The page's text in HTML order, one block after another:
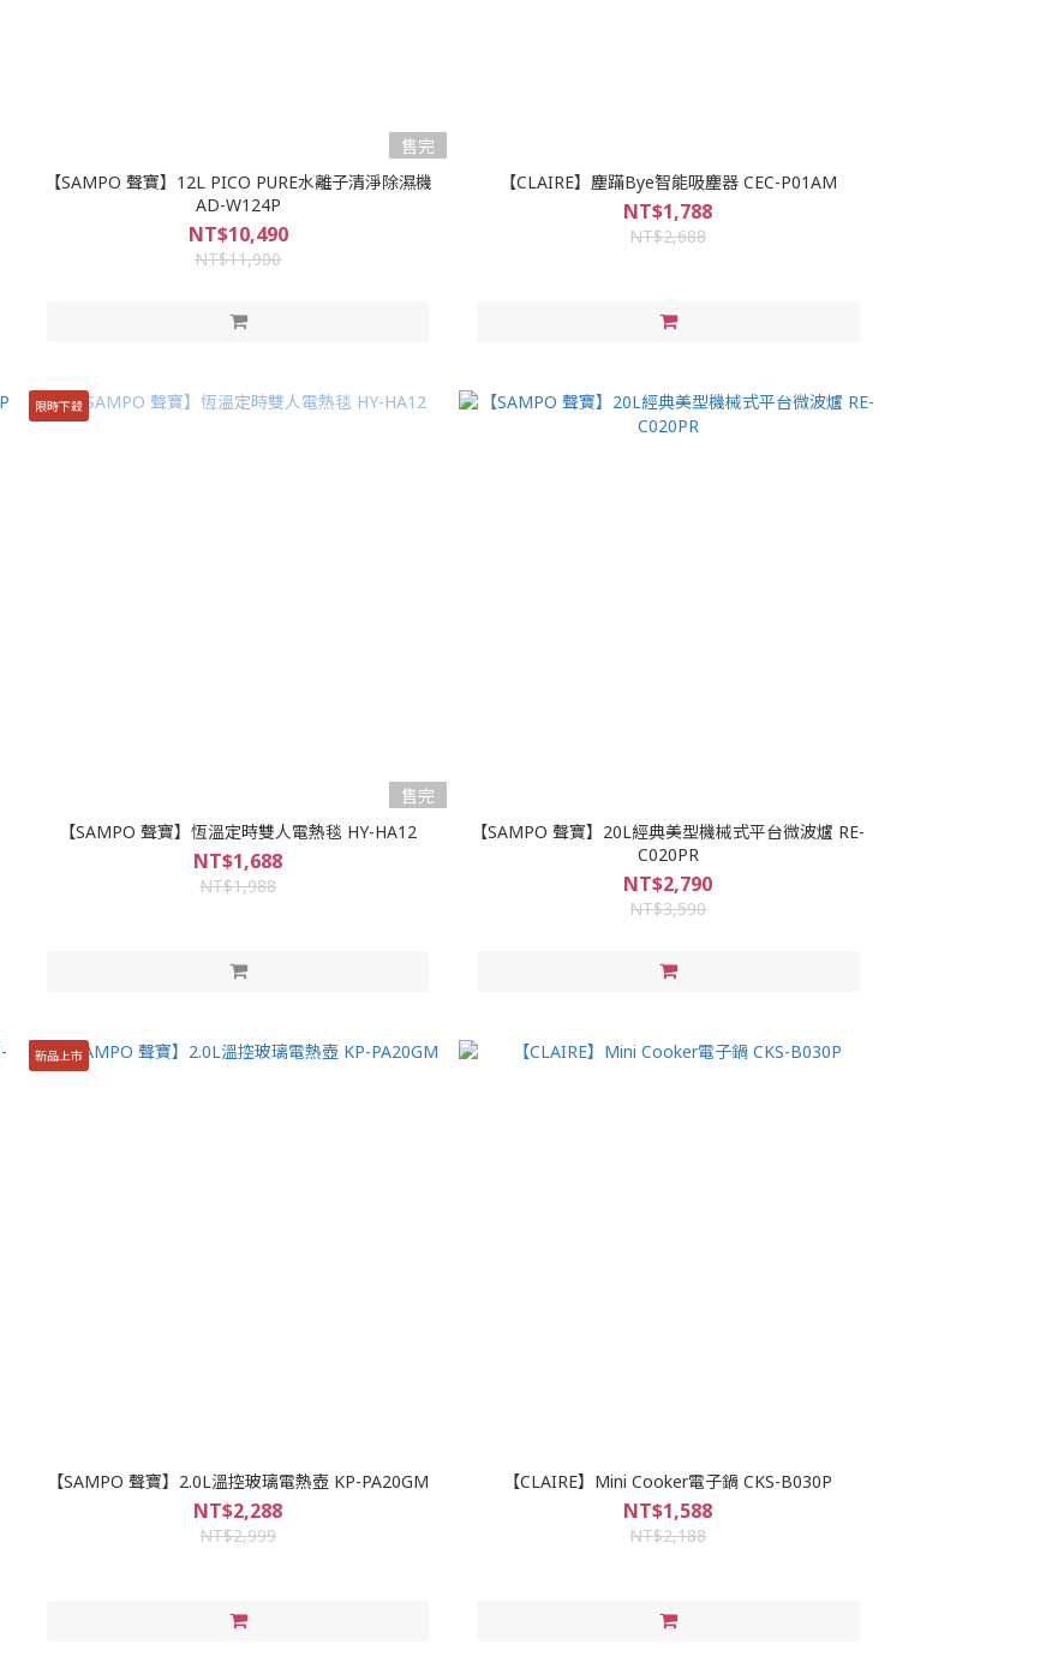
售完
【SAMPO 聲寶】12L PICO PURE水離子清淨除濕機
AD-W124P
NT$10,490
NT$11,900
【CLAIRE】塵蹣Bye智能吸塵器 CEC-P01AM
NT$1,788
NT$2,688
限時下殺
售完
【SAMPO 聲寶】恆溫定時雙人電熱毯 HY-HA12
NT$1,688
NT$1,988
【SAMPO 聲寶】20L經典美型機械式平台微波爐 RE-
C020PR
NT$2,790
NT$3,590
新品上市
【SAMPO 聲寶】2.0L溫控玻璃電熱壺 KP-PA20GM
NT$2,288
NT$2,999
【CLAIRE】Mini Cooker電子鍋 CKS-B030P
NT$1,588
NT$2,188